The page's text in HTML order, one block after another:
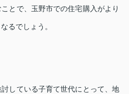
とで、玉野市での住宅購入がより
るでしょう。
している子育て世代にとって、地